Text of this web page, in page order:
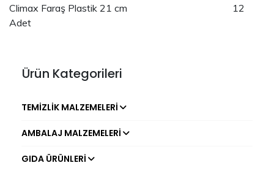
Ürün Kategorileri
TEMIZLIK MALZEMELERI
AMBALAJ MALZEMELERI
GIDA ÜRÜNLERI
Climax Faraş Plastik 21 cm 12
Adet